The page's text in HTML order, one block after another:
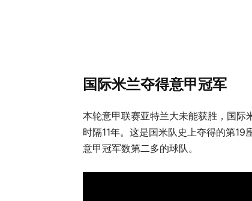
国际米兰夺得意甲冠军
本轮意甲联赛亚特兰大未能获胜，国际
时隔11年。这是国米队史上夺得的第
意甲冠军数第二多的球队。